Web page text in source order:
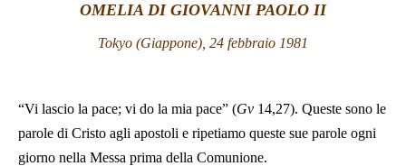
OMELIA DI GIOVANNI PAOLO II
Tokyo (Giappone), 24 febbraio 1981
“Vi lascio la pace; vi do la mia pace” (Gv 14,27). Queste sono le
parole di Cristo agli apostoli e ripetiamo queste sue parole ogni
giorno nella Messa prima della Comunione.